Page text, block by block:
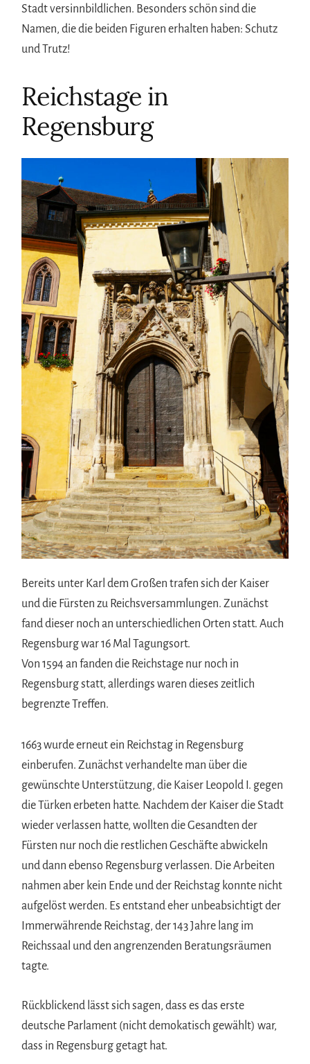
Stadt versinnbildlichen. Besonders schön sind die
Namen, die die beiden Figuren erhalten haben: Schutz
und Trutz!
Reichstage in
Regensburg
Bereits unter Karl dem Großen trafen sich der Kaiser
und die Fürsten zu Reichsversammlungen. Zunächst
fand dieser noch an unterschiedlichen Orten statt. Auch
Regensburg war 16 Mal Tagungsort.
Von 1594 an fanden die Reichstage nur noch in
Regensburg statt, allerdings waren dieses zeitlich
begrenzte Treffen.
1663 wurde erneut ein Reichstag in Regensburg
einberufen. Zunächst verhandelte man über die
gewünschte Unterstützung, die Kaiser Leopold I. gegen
die Türken erbeten hatte. Nachdem der Kaiser die Stadt
wieder verlassen hatte, wollten die Gesandten der
Fürsten nur noch die restlichen Geschäfte abwickeln
und dann ebenso Regensburg verlassen. Die Arbeiten
nahmen aber kein Ende und der Reichstag konnte nicht
aufgelöst werden. Es entstand eher unbeabsichtigt der
Immerwährende Reichstag, der 143 Jahre lang im
Reichssaal und den angrenzenden Beratungsräumen
tagte.
Rückblickend lässt sich sagen, dass es das erste
deutsche Parlament (nicht demokatisch gewählt) war,
dass in Regensburg getagt hat.